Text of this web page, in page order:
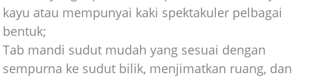
kayu atau mempunyai kaki spektakuler pelbagai
bentuk;
Tab mandi sudut mudah yang sesuai dengan
sempurna ke sudut bilik, menjimatkan ruang, dan